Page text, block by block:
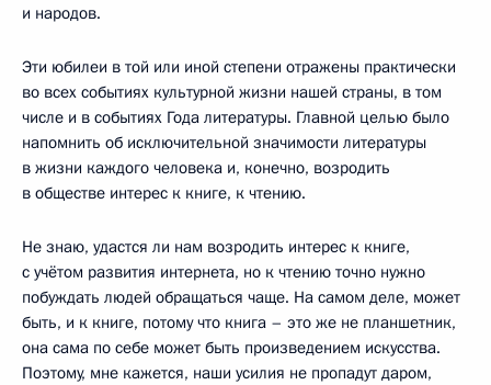
и народов.
Эти юбилеи в той или иной степени отражены практически
во всех событиях культурной жизни нашей страны, в том
числе и в событиях Года литературы. Главной целью было
напомнить об исключительной значимости литературы
в жизни каждого человека и, конечно, возродить
в обществе интерес к книге, к чтению.
Не знаю, удастся ли нам возродить интерес к книге,
с учётом развития интернета, но к чтению точно нужно
побуждать людей обращаться чаще. На самом деле, может
быть, и к книге, потому что книга – это же не планшетник,
она сама по себе может быть произведением искусства.
Поэтому, мне кажется, наши усилия не пропадут даром,